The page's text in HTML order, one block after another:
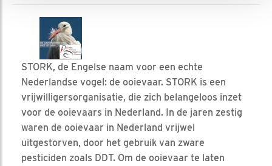
STORK, de Engelse naam voor een echte
Nederlandse vogel: de ooievaar. STORK is een
vrijwilligersorganisatie, die zich belangeloos inzet
voor de ooievaars in Nederland. In de jaren zestig
waren de ooievaar in Nederland vrijwel
uitgestorven, door het gebruik van zware
pesticiden zoals DDT. Om de ooievaar te laten